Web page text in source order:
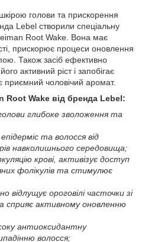
голови та прискорення
Lebel створили спеціальну
Root Wake. Вона має
прискорює процеси оновлення
Також засіб ефективно
активний ріст і запобігає
приємний чоловічий аромат.
Root Wake від бренда Lebel:
глибоке зволоження та
та волосся від
навколишнього середовища;
крові, активізує доступ
фолікулів та стимулює
відлущує ороговілі часточки зі
сприяє активному оновленню
антиоксидантну
волосся;